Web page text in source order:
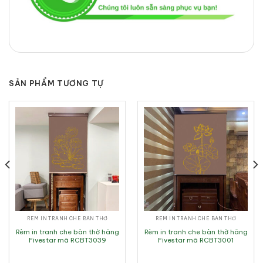
SẢN PHẨM TƯƠNG TỰ
RÈM IN TRANH CHE BÀN THỜ
Rèm in tranh che bàn thờ hãng
Fivestar mã RCBT3039
RÈM IN TRANH CHE BÀN THỜ
Rèm in tranh che bàn thờ hãng
Fivestar mã RCBT3001